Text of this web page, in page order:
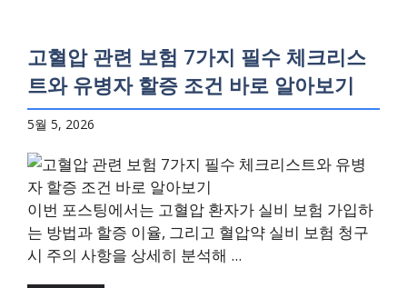
고혈압 관련 보험 7가지 필수 체크리스
트와 유병자 할증 조건 바로 알아보기
5월 5, 2026
이번 포스팅에서는 고혈압 환자가 실비 보험 가입하
는 방법과 할증 이율, 그리고 혈압약 실비 보험 청구
시 주의 사항을 상세히 분석해 ...